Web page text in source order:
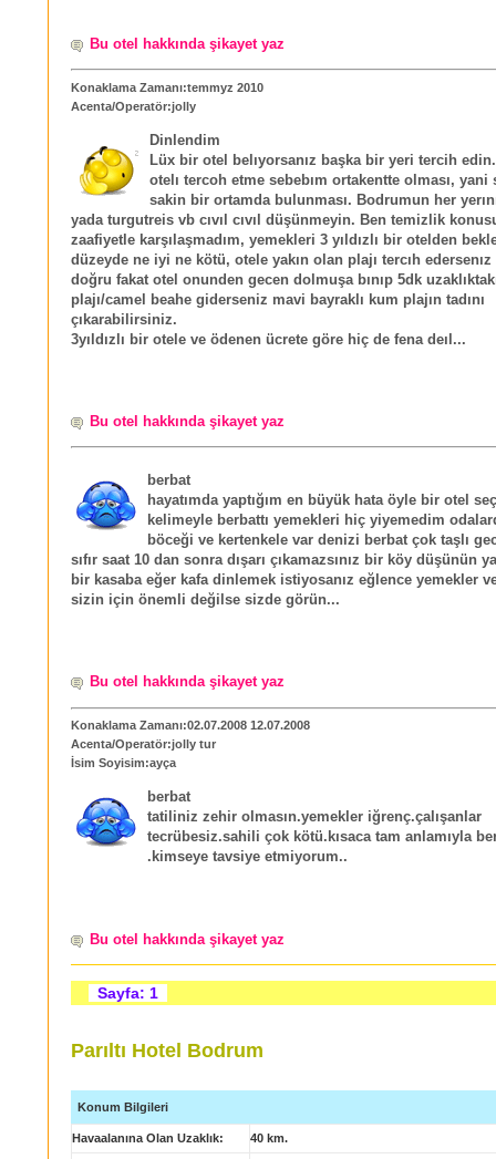
Bu otel hakkında şikayet yaz
Konaklama Zamanı:temmyz 2010
Acenta/Operatör:jolly
Dinlendim
Lüx bir otel belıyorsanız başka bir yeri tercih
otelı tercoh etme sebebım ortakentte olması, yani
sakin bir ortamda bulunması. Bodrumun her
yada turgutreis vb cıvıl cıvıl düşünmeyin. Ben temizlik
zaafiyetle karşılaşmadım, yemekleri 3 yıldızlı bir otelden
düzeyde ne iyi ne kötü, otele yakın olan plajı tercıh edersenız
doğru fakat otel onunden gecen dolmuşa bınıp 5dk
plajı/camel beahe giderseniz mavi bayraklı kum plajın tadını
çıkarabilirsiniz.
3yıldızlı bir otele ve ödenen ücrete göre hiç de fena deıl...
Bu otel hakkında şikayet yaz
berbat
hayatımda yaptığım en büyük hata öyle bir otel
kelimeyle berbattı yemekleri hiç yiyemedim
böceği ve kertenkele var denizi berbat çok taşlı
sıfır saat 10 dan sonra dışarı çıkamazsınız bir köy düşünün
bir kasaba eğer kafa dinlemek istiyosanız eğlence yemekler
sizin için önemli değilse sizde görün...
Bu otel hakkında şikayet yaz
Konaklama Zamanı:02.07.2008 12.07.2008
Acenta/Operatör:jolly tur
İsim Soyisim:ayça
berbat
tatiliniz zehir olmasın.yemekler iğrenç.çalışanlar
tecrübesiz.sahili çok kötü.kısaca tam anlamıyla
.kimseye tavsiye etmiyorum..
Bu otel hakkında şikayet yaz
Sayfa: 1
Parıltı Hotel Bodrum
Konum Bilgileri
Havaalanına Olan Uzaklık: 40 km.